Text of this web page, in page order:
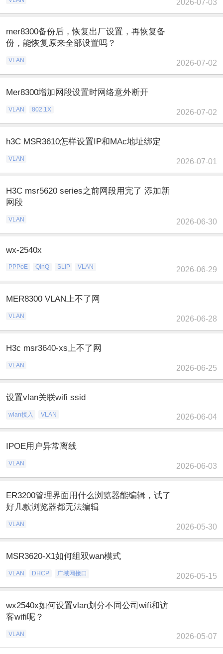
2026-07-03
mer8300备份后，恢复出厂设置，再恢复备
份，能恢复原来全部设置吗？
VLAN 2026-07-02
Mer8300增加网段设置时网络意外断开
VLAN 802.1X 2026-07-02
h3C MSR3610怎样设置IP和MAc地址绑定
VLAN 2026-07-01
H3C msr5620 series之前网段用完了 添加新
网段
VLAN 2026-06-30
wx-2540x
PPPoE QinQ SLIP VLAN 2026-06-29
MER8300 VLAN上不了网
VLAN 2026-06-28
H3c msr3640-xs上不了网
VLAN 2026-06-25
设置vlan关联wifi ssid
wlan接入 VLAN 2026-06-04
IPOE用户异常离线
VLAN 2026-06-03
ER3200管理界面用什么浏览器能编辑，试了
好几款浏览器都无法编辑
VLAN 2026-05-30
MSR3620-X1如何组双wan模式
VLAN DHCP 广域网接口 2026-05-15
wx2540x如何设置vlan划分不同公司wifi和访
客wifi呢？
VLAN 2026-05-07